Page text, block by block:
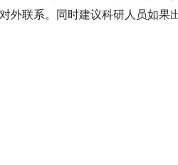
外联系。同时建议科研人员如果